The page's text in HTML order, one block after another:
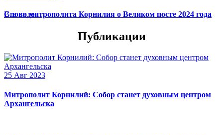
Слово митрополита Корнилия о Великом посте 2024 года
Все видео
Публикации
25 Авг 2023
Митрополит Корнилий: Собор станет духовным центром
Архангельска